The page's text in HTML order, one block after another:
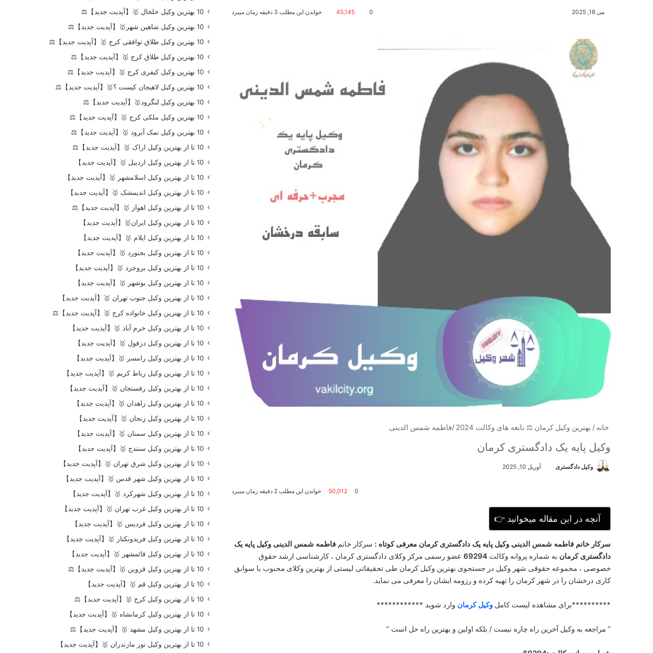
می 18, 2025 0
45,145 خواندن این مطلب 3 دقیقه زمان میبرد
خانه / بهترین وکیل کرمان ⚖️ نابغه های وکالت 2024 /فاطمه شمس الدینی
وکیل پایه یک دادگستری کرمان
وکیل دادگستری
ی
آوریل 10, 2025
0
50,012 خواندن این مطلب 2 دقیقه زمان میبرد
👉 آنچه در این مقاله میخوانید
سرکار خانم فاطمه شمس الدینی وکیل پایه یک دادگستری کرمان معرفی کوتاه : سرکار خانم فاطمه شمس الدینی وکیل پایه یک
دادگستری کرمان به شماره پروانه وکالت 69294 عضو رسمی مرکز وکلای دادگستری کرمان ، کارشناسی ارشد حقوق
خصوصی ، مجموعه حقوقی شهر وکیل در جستجوی بهترین وکیل کرمان طی تحقیقاتی لیستی از بهترین وکلای محبوب با سوابق
کاری درخشان را در شهر کرمان را تهیه کرده و رزومه ایشان را معرفی می نماید.
**********برای مشاهده لیست کامل وکیل کرمان وارد شوید ************
” مراجعه به وکیل آخرین راه چاره نیست / بلکه اولین و بهترین راه حل است ”
10 بهترین وکیل خلخال 🥇【آپدیت جدید】⚖️
10 بهترین وکیل شاهین شهر🥇【آپدیت جدید】⚖️
10 بهترین وکیل طلاق توافقی کرج 🥇【آپدیت جدید】⚖️
10 بهترین وکیل طلاق کرج 🥇【آپدیت جدید】⚖️
10 بهترین وکیل کیفری کرج 🥇【آپدیت جدید】⚖️
10 بهترین وکیل لاهیجان کیست ؟🥇【آپدیت جدید】⚖️
10 بهترین وکیل لنگرود🥇【آپدیت جدید】⚖️
10 بهترین وکیل ملکی کرج 🥇【آپدیت جدید】⚖️
10 بهترین وکیل نمک آبرود 🥇【آپدیت جدید】⚖️
10 تا از بهترین وکیل اراک 🥇【آپدیت جدید】⚖️
10 تا از بهترین وکیل اردبیل 🥇【آپدیت جدید】
10 تا از بهترین وکیل اسلامشهر 🥇【آپدیت جدید】
10 تا از بهترین وکیل اندیمشک 🥇【آپدیت جدید】
10 تا از بهترین وکیل اهواز 🥇【آپدیت جدید】⚖️
10 تا از بهترین وکیل ایران🥇【آپدیت جدید】
10 تا از بهترین وکیل ایلام 🥇【آپدیت جدید】
10 تا از بهترین وکیل بجنورد 🥇【آپدیت جدید】
10 تا از بهترین وکیل بروجرد 🥇【آپدیت جدید】
10 تا از بهترین وکیل بوشهر 🥇【آپدیت جدید】
10 تا از بهترین وکیل جنوب تهران 🥇【آپدیت جدید】
10 تا از بهترین وکیل خانواده کرج 🥇【آپدیت جدید】⚖️
10 تا از بهترین وکیل خرم آباد 🥇【آپدیت جدید】
10 تا از بهترین وکیل دزفول 🥇【آپدیت جدید】
10 تا از بهترین وکیل رامسر 🥇【آپدیت جدید】
10 تا از بهترین وکیل رباط کریم 🥇【آپدیت جدید】
10 تا از بهترین وکیل رفسنجان 🥇【آپدیت جدید】
10 تا از بهترین وکیل زاهدان 🥇【آپدیت جدید】
10 تا از بهترین وکیل زنجان 🥇【آپدیت جدید】
10 تا از بهترین وکیل سمنان 🥇【آپدیت جدید】
10 تا از بهترین وکیل سنندج 🥇【آپدیت جدید】
10 تا از بهترین وکیل شرق تهران 🥇【آپدیت جدید】
10 تا از بهترین وکیل شهر قدس 🥇【آپدیت جدید】
10 تا از بهترین وکیل شهرکرد 🥇【آپدیت جدید】
10 تا از بهترین وکیل غرب تهران 🥇【آپدیت جدید】
10 تا از بهترین وکیل فردیس 🥇【آپدیت جدید】
10 تا از بهترین وکیل فریدونکنار 🥇【آپدیت جدید】
10 تا از بهترین وکیل قائمشهر 🥇【آپدیت جدید】
10 تا از بهترین وکیل قزوین 🥇【آپدیت جدید】⚖️
10 تا از بهترین وکیل قم 🥇【آپدیت جدید】
10 تا از بهترین وکیل کرج 🥇【آپدیت جدید】⚖️
10 تا از بهترین وکیل کرمانشاه 🥇【آپدیت جدید】
10 تا از بهترین وکیل مشهد 🥇【آپدیت جدید】⚖️
10 تا از بهترین وکیل نور مازندران 🥇【آپدیت جدید】